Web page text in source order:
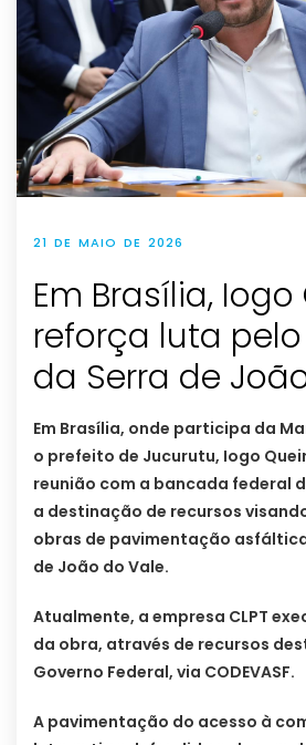
21 DE MAIO DE 2026
Em Brasília, Iogo
reforça luta
da Serra de
Em Brasília, onde participa da
o prefeito de Jucurutu, Iogo
reunião com a bancada federal
a destinação de recursos
obras de pavimentação
de João do Vale.
Atualmente, a empresa CLPT
da obra, através de recursos
Governo Federal, via CODEVASF.
A pavimentação do acesso à